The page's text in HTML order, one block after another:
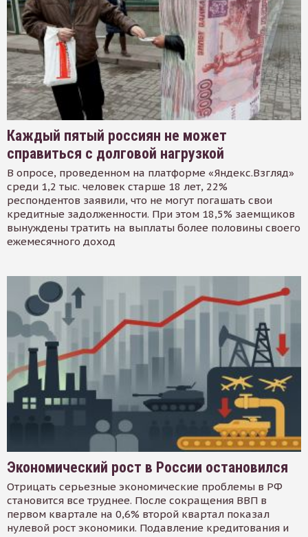
Каждый пятый россиян не может
справиться с долговой нагрузкой
В опросе, проведенном на платформе «Яндекс.Взгляд»
среди 1,2 тыс. человек старше 18 лет, 22%
респондентов заявили, что не могут погашать свои
кредитные задолженности. При этом 18,5% заемщиков
вынуждены тратить на выплаты более половины своего
ежемесячного доход
Экономический рост в России остановился
Отрицать серьезные экономические проблемы в РФ
становится все труднее. После сокращения ВВП в
первом квартале на 0,6% второй квартал показал
нулевой рост экономики. Подавление кредитования и